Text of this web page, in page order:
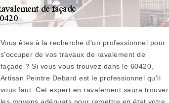
Vous êtes à la recherche d'un professionnel pour
s'occuper de vos travaux de ravalement de
façade ? Si vous vous trouvez dans le 60420,
Artisan Peintre Debard est le professionnel qu'il
vous faut. Cet expert en ravalement saura trouver